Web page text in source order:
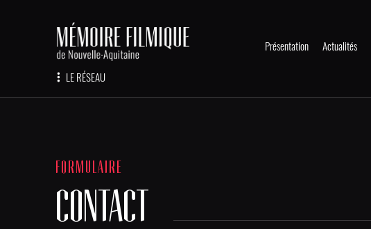
LE RÉSEAU
Présentation Actualités
FORMULAIRE
CONTACT